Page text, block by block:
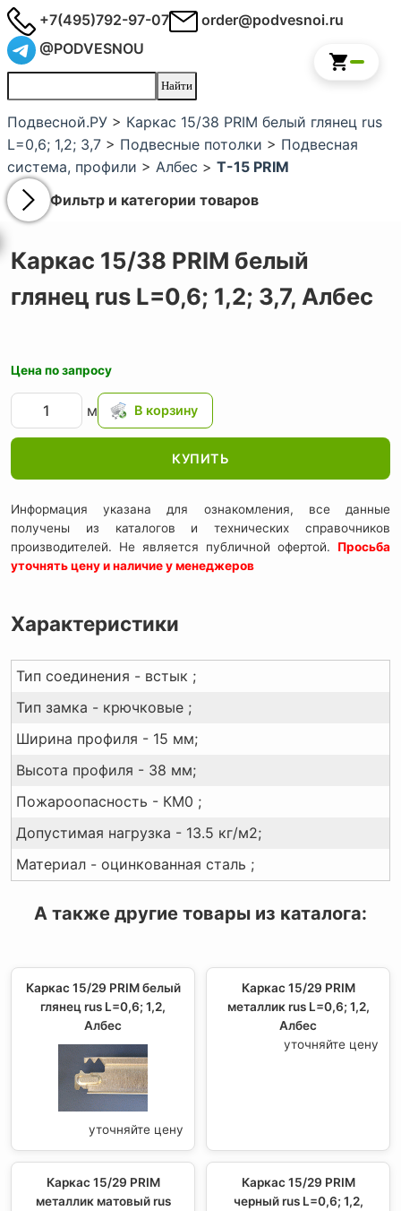
+7(495)792-97-07
order@podvesnoi.ru
@PODVESNOU
Подвесной.РУ > Каркас 15/38 PRIM белый глянец rus
L=0,6; 1,2; 3,7 > Подвесные потолки > Подвесная
система, профили > Албес > Т-15 PRIM
Фильтр и категории товаров
Каркас 15/38 PRIM белый
глянец rus L=0,6; 1,2; 3,7, Албес
Цена по запросу
м
КУПИТЬ
Информация указана для ознакомления, все данные
получены из каталогов и технических справочников
производителей. Не является публичной офертой. Просьба
уточнять цену и наличие у менеджеров
Характеристики
Тип соединения - встык ;
Тип замка - крючковые ;
Ширина профиля - 15 мм;
Высота профиля - 38 мм;
Пожароопасность - КМ0 ;
Допустимая нагрузка - 13.5 кг/м2;
Материал - оцинкованная сталь ;
А также другие товары из каталога:
Каркас 15/29 PRIM белый
глянец rus L=0,6; 1,2,
Албес
уточняйте цену
Каркас 15/29 PRIM
металлик rus L=0,6; 1,2,
Албес
уточняйте цену
Каркас 15/29 PRIM
металлик матовый rus
Каркас 15/29 PRIM
черный rus L=0,6; 1,2,